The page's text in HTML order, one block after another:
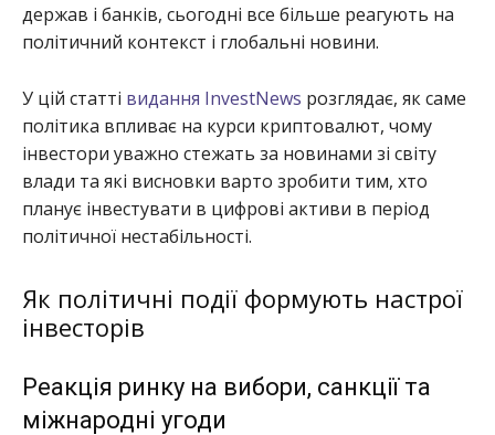
держав і банків, сьогодні все більше реагують на
політичний контекст і глобальні новини.
У цій статті видання InvestNews розглядає, як саме
політика впливає на курси криптовалют, чому
інвестори уважно стежать за новинами зі світу
влади та які висновки варто зробити тим, хто
планує інвестувати в цифрові активи в період
політичної нестабільності.
Як політичні події формують настрої
інвесторів
Реакція ринку на вибори, санкції та
міжнародні угоди